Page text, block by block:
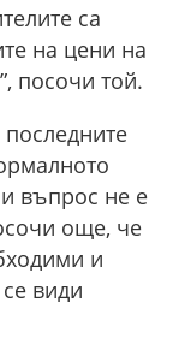
са
на цени на
посочи той.
въпрос не е
още, че
и
види